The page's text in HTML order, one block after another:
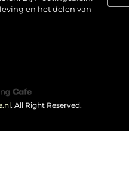
en het delen van
. All Right Reserved.